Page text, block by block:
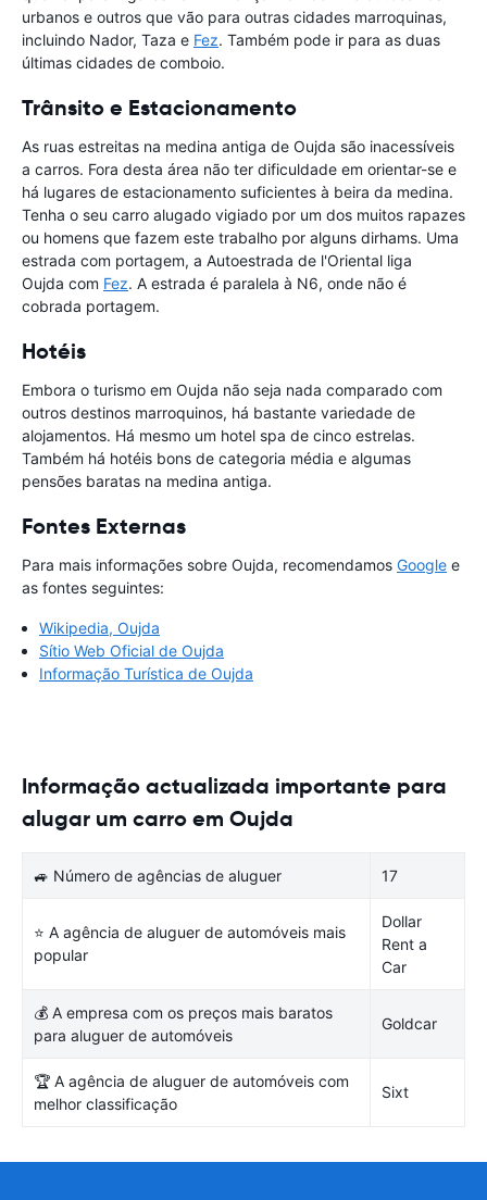
urbanos e outros que vão para outras cidades marroquinas,
incluindo Nador, Taza e Fez. Também pode ir para as duas
últimas cidades de comboio.
Trânsito e Estacionamento
As ruas estreitas na medina antiga de Oujda são inacessíveis
a carros. Fora desta área não ter dificuldade em orientar-se e
há lugares de estacionamento suficientes à beira da medina.
Tenha o seu carro alugado vigiado por um dos muitos rapazes
ou homens que fazem este trabalho por alguns dirhams. Uma
estrada com portagem, a Autoestrada de l'Oriental liga
Oujda com Fez. A estrada é paralela à N6, onde não é
cobrada portagem.
Hotéis
Embora o turismo em Oujda não seja nada comparado com
outros destinos marroquinos, há bastante variedade de
alojamentos. Há mesmo um hotel spa de cinco estrelas.
Também há hotéis bons de categoria média e algumas
pensões baratas na medina antiga.
Fontes Externas
Para mais informações sobre Oujda, recomendamos Google e
as fontes seguintes:
Wikipedia, Oujda
Sítio Web Oficial de Oujda
Informação Turística de Oujda
Informação actualizada importante para
alugar um carro em Oujda
🚙 Número de agências de aluguer 17
⭐ A agência de aluguer de automóveis mais
popular
Dollar
Rent a
Car
💰 A empresa com os preços mais baratos
para aluguer de automóveis
Goldcar
🏆 A agência de aluguer de automóveis com
melhor classificação
Sixt